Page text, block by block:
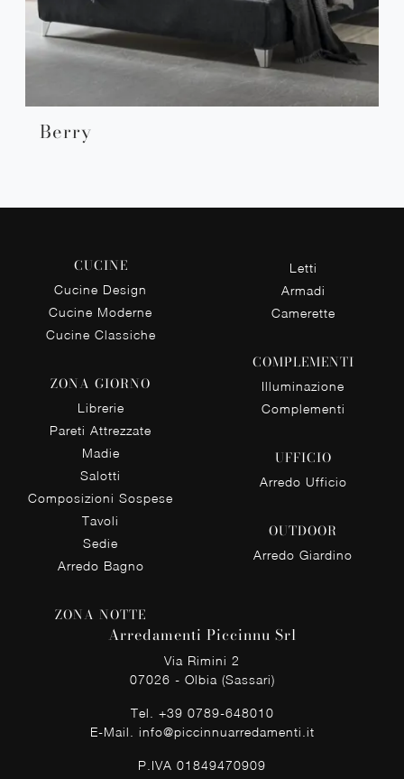
Berry
CUCINE
Cucine Design
Cucine Moderne
Cucine Classiche
ZONA GIORNO
Librerie
Pareti Attrezzate
Madie
Salotti
Composizioni Sospese
Tavoli
Sedie
Arredo Bagno
ZONA NOTTE
Letti
Armadi
Camerette
COMPLEMENTI
Illuminazione
Complementi
UFFICIO
Arredo Ufficio
OUTDOOR
Arredo Giardino
Arredamenti Piccinnu Srl
Via Rimini 2
07026 - Olbia (Sassari)
Tel. +39 0789-648010
E-Mail. info@piccinnuarredamenti.it
P.IVA 01849470909